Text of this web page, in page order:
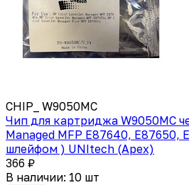
CHIP_ W9050MC
Чип для картриджа W9050MC
Managed MFP E87640, E87650,
шлейфом ) UNItech (Apex)
366 ₽
В наличии: 10 шт